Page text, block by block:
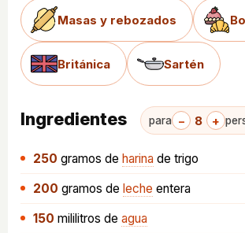
Masas y rebozados
Británica Sartén
Ingredientes para − 8 +
250 gramos de harina de trigo
200 gramos de leche entera
150 mililitros de agua